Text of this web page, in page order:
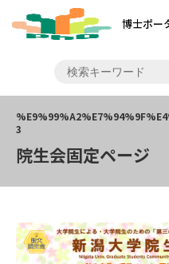
博士ポー
院生会固定ページ